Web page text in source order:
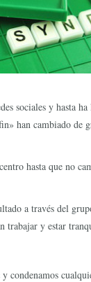
sociales y hasta
han cambiado de
hasta que no
a través del
y estar
condenamos